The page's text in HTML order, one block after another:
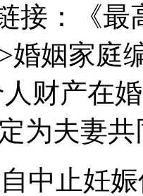
接：《
婚姻家庭
财产在
为夫妻
中止妊